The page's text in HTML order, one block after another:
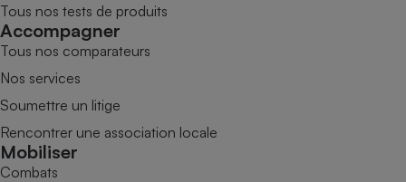
Tous nos tests de produits
Accompagner
Tous nos comparateurs
Nos services
Soumettre un litige
Rencontrer une association locale
Mobiliser
Combats